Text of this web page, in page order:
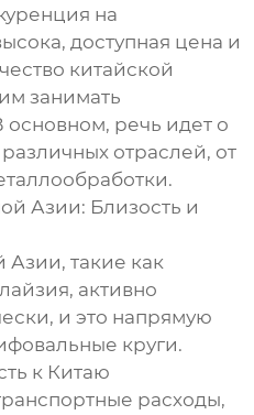
на
доступная цена и
китайской
занимать
речь идет о
отраслей, от
Азии: Близость и
такие как
активно
и это напрямую
круги.
к Китаю
расходы,